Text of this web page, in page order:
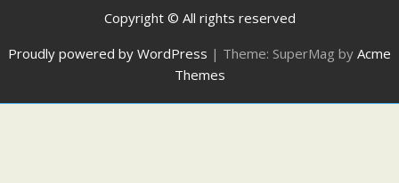
Copyright © All rights reserved
Proudly powered by WordPress | Theme: SuperMag by Acme
Themes